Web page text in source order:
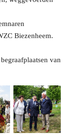
Biezenheem.
van